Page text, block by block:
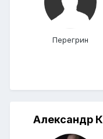
Перегрин
Александр К